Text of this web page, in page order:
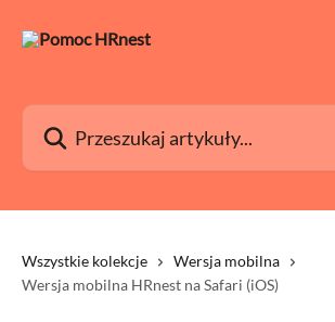
Przeszukaj artykuły...
Wszystkie kolekcje
Wersja mobilna
Wersja mobilna HRnest na Safari (iOS)